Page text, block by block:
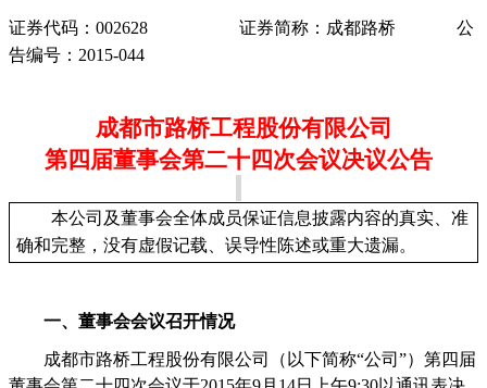
证券代码： 002628 证券简称：成都路桥
公
告编号 ： 2015-044
成都市路桥工程股份有限公司
第四届董事会第二十四次会议决议公告
本公司及董事会全体成员保证信息披露内容的真实、准
确和完整，没有虚假记载、误导性陈述或重大遗漏。
一、董事会会议召开情况
成都市路桥工程股份有限公司（以下简称“公司 ”）第四届